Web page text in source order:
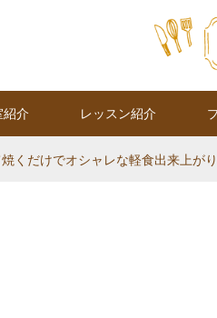
介 レッスン紹介
くだけでオシャレな軽食出来上がり